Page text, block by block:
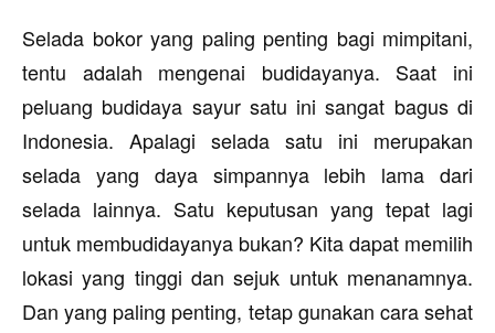
Selada bokor yang paling penting bagi mimpitani,
tentu adalah mengenai budidayanya. Saat ini
peluang budidaya sayur satu ini sangat bagus di
Indonesia. Apalagi selada satu ini merupakan
selada yang daya simpannya lebih lama dari
selada lainnya. Satu keputusan yang tepat lagi
untuk membudidayanya bukan? Kita dapat memilih
lokasi yang tinggi dan sejuk untuk menanamnya.
Dan yang paling penting, tetap gunakan cara sehat